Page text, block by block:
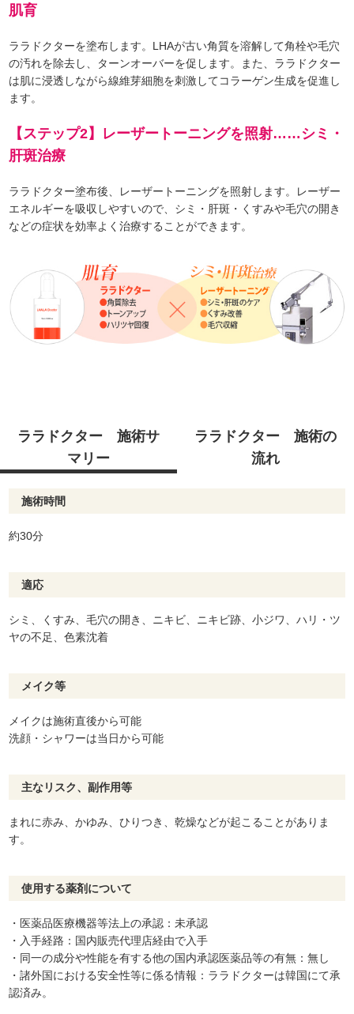
肌育
ララドクターを塗布します。LHAが古い角質を溶解して角栓や毛穴
の汚れを除去し、ターンオーバーを促します。また、ララドクター
は肌に浸透しながら線維芽細胞を刺激してコラーゲン生成を促進し
ます。
【ステップ2】レーザートーニングを照射……シミ・
肝斑治療
ララドクター塗布後、レーザートーニングを照射します。レーザー
エネルギーを吸収しやすいので、シミ・肝斑・くすみや毛穴の開き
などの症状を効率よく治療することができます。
ララドクター 施術サ
マリー
ララドクター 施術の
流れ
施術時間
約30分
適応
シミ、くすみ、毛穴の開き、ニキビ、ニキビ跡、小ジワ、ハリ・ツ
ヤの不足、色素沈着
メイク等
メイクは施術直後から可能
洗顔・シャワーは当日から可能
主なリスク、副作用等
まれに赤み、かゆみ、ひりつき、乾燥などが起こることがありま
す。
使用する薬剤について
・医薬品医療機器等法上の承認：未承認
・入手経路：国内販売代理店経由で入手
・同一の成分や性能を有する他の国内承認医薬品等の有無：無し
・諸外国における安全性等に係る情報：ララドクターは韓国にて承
認済み。